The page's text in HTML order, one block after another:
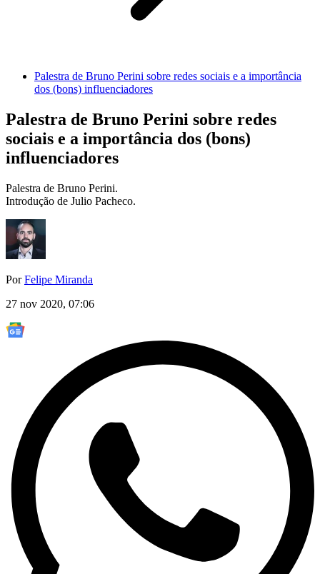
Palestra de Bruno Perini sobre redes sociais e a importância
dos (bons) influenciadores
Palestra de Bruno Perini sobre redes
sociais e a importância dos (bons)
influenciadores
Palestra de Bruno Perini.
Introdução de Julio Pacheco.
PorFelipe Miranda
27 nov 2020, 07:06